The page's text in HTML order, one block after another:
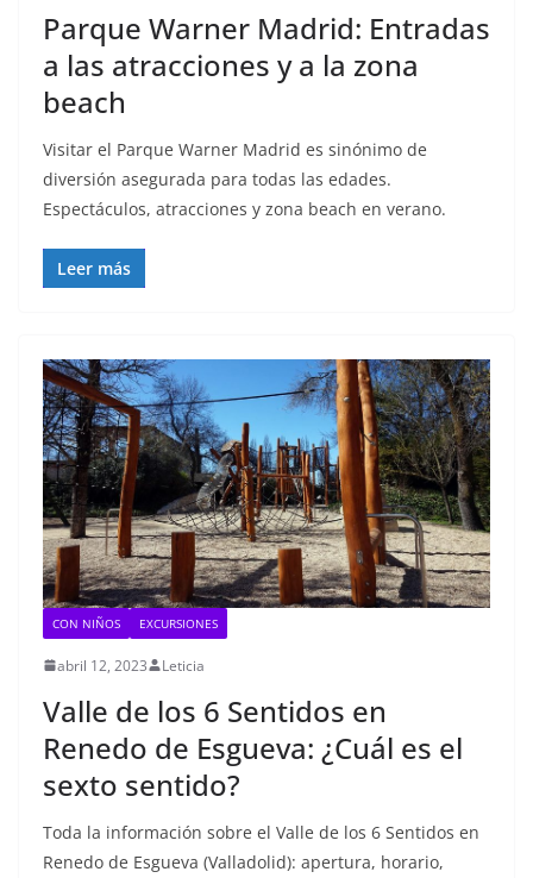
Parque Warner Madrid: Entradas
a las atracciones y a la zona
beach
Visitar el Parque Warner Madrid es sinónimo de
diversión asegurada para todas las edades.
Espectáculos, atracciones y zona beach en verano.
Leer más
CON NIÑOS EXCURSIONES
abril 12, 2023 Leticia
Valle de los 6 Sentidos en
Renedo de Esgueva: ¿Cuál es el
sexto sentido?
Toda la información sobre el Valle de los 6 Sentidos en
Renedo de Esgueva (Valladolid): apertura, horario,